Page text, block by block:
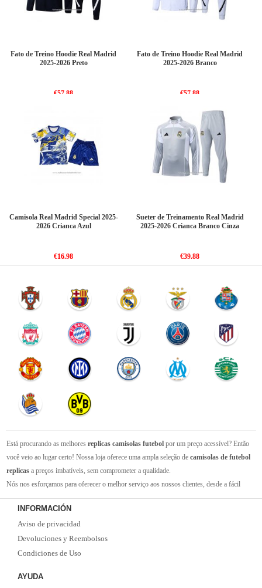
Fato de Treino Hoodie Real Madrid
2025-2026 Preto
€57.88
Fato de Treino Hoodie Real Madrid
2025-2026 Branco
€57.88
Camisola Real Madrid Special 2025-
2026 Crianca Azul
€16.98
Sueter de Treinamento Real Madrid
2025-2026 Crianca Branco Cinza
€39.88
Está procurando as melhores replicas camisolas futebol por um preço acessível? Então
você veio ao lugar certo! Nossa loja oferece uma ampla seleção de camisolas de futebol
replicas a preços imbatíveis, sem comprometer a qualidade.
Nós nos esforçamos para oferecer o melhor serviço aos nossos clientes, desde a fácil
navegação em nosso site até a entrega rápida de seus pedidos. Com nossa equipe de
atendimento ao cliente amigável e experiente, você pode ter certeza de que receberá suporte
em todas as etapas do processo de compra.
Não se esqueça que, se o valor da sua compra for superior a 99 euros, oferecemos o
serviço de entrega EMS gratuito. Não perca a oportunidade de adquirir as melhores
INFORMACIÓN
Aviso de privacidad
Devoluciones y Reembolsos
Condiciones de Uso
AYUDA